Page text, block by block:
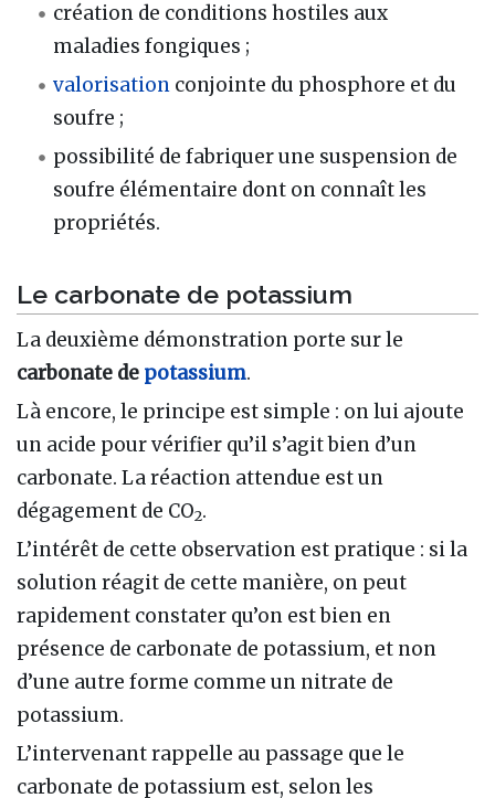
création de conditions hostiles aux
maladies fongiques ;
valorisation conjointe du phosphore et du
soufre ;
possibilité de fabriquer une suspension de
soufre élémentaire dont on connaît les
propriétés.
Le carbonate de potassium
La deuxième démonstration porte sur le
carbonate de potassium.
Là encore, le principe est simple : on lui ajoute
un acide pour vérifier qu’il s’agit bien d’un
carbonate. La réaction attendue est un
dégagement de CO2.
L’intérêt de cette observation est pratique : si la
solution réagit de cette manière, on peut
rapidement constater qu’on est bien en
présence de carbonate de potassium, et non
d’une autre forme comme un nitrate de
potassium.
L’intervenant rappelle au passage que le
carbonate de potassium est, selon les